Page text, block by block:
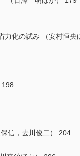
化の試み （安村恒央
信，去川俊二） 204